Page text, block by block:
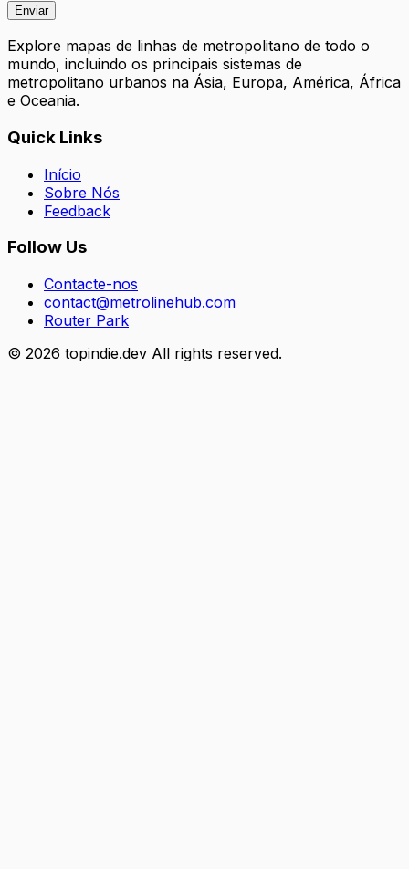
Enviar
Explore mapas de linhas de metropolitano de todo o
mundo, incluindo os principais sistemas de
metropolitano urbanos na Ásia, Europa, América, África
e Oceania.
Quick Links
Início
Sobre Nós
Feedback
Follow Us
Contacte-nos
contact@metrolinehub.com
Router Park
© 2026 topindie.dev All rights reserved.